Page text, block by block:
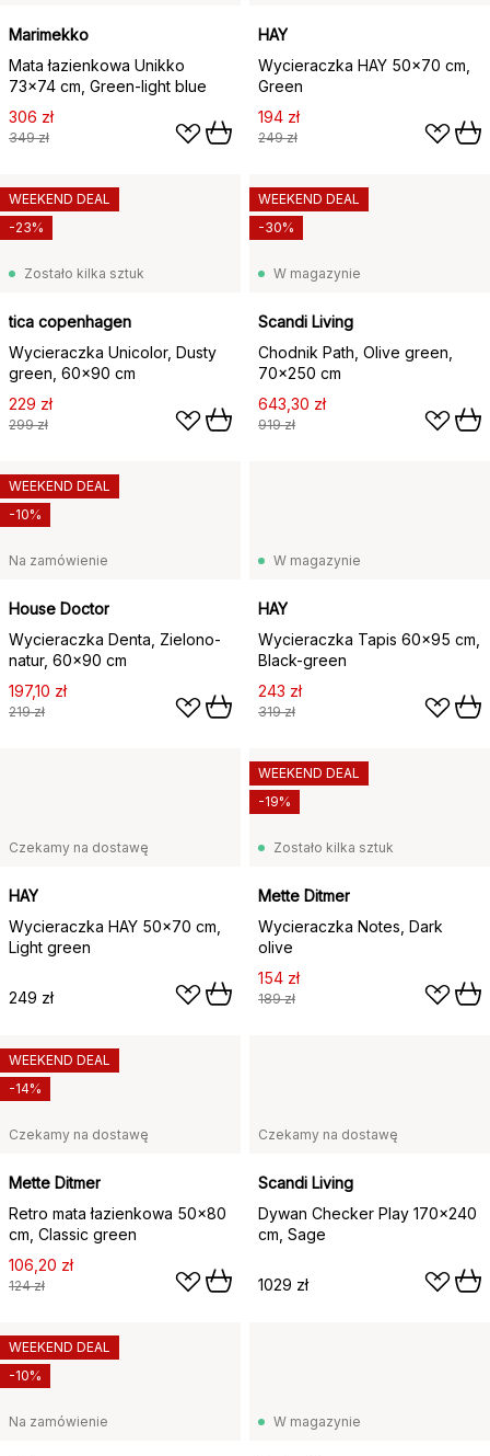
Marimekko
Mata łazienkowa Unikko
73x74 cm, Green-light blue
306 zł
349 zł
HAY
Wycieraczka HAY 50x70 cm,
Green
194 zł
249 zł
Zostało kilka sztuk
tica copenhagen
Wycieraczka Unicolor, Dusty
green, 60x90 cm
229 zł
299 zł
WEEKEND DEAL
-23%
W magazynie
Scandi Living
Chodnik Path, Olive green,
70x250 cm
643,30 zł
919 zł
WEEKEND DEAL
-30%
Na zamówienie
House Doctor
Wycieraczka Denta, Zielono-
natur, 60x90 cm
197,10 zł
219 zł
WEEKEND DEAL
-10%
W magazynie
HAY
Wycieraczka Tapis 60x95 cm,
Black-green
243 zł
319 zł
Czekamy na dostawę
HAY
Wycieraczka HAY 50x70 cm,
Light green
249 zł
Zostało kilka sztuk
Mette Ditmer
Wycieraczka Notes, Dark
olive
154 zł
189 zł
WEEKEND DEAL
-19%
Czekamy na dostawę
Mette Ditmer
Retro mata łazienkowa 50x80
cm, Classic green
106,20 zł
124 zł
WEEKEND DEAL
-14%
Czekamy na dostawę
Scandi Living
Dywan Checker Play 170x240
cm, Sage
1029 zł
Na zamówienie
WEEKEND DEAL
-10%
W magazynie